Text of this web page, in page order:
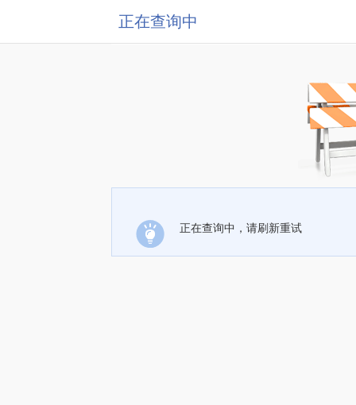
正在查询中
正在查询中，请刷新重试